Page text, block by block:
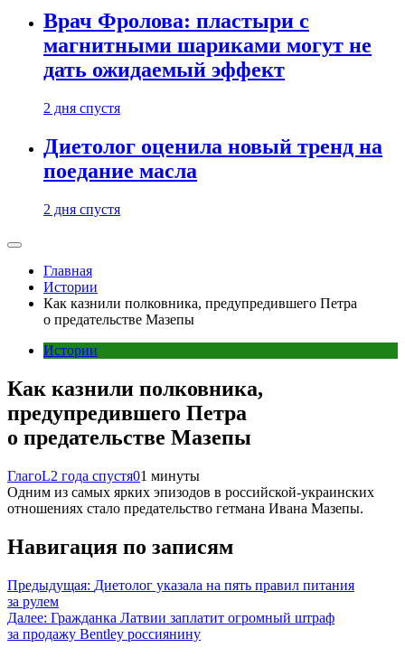
Врач Фролова: пластыри с
магнитными шариками могут не
дать ожидаемый эффект
2 дня спустя
Диетолог оценила новый тренд на
поедание масла
2 дня спустя
Главная
Истории
Как казнили полковника, предупредившего Петра
о предательстве Мазепы
Истории
Как казнили полковника,
предупредившего Петра
о предательстве Мазепы
ГлагоL2 года спустя01 минуты
Одним из самых ярких эпизодов в российской-украинских
отношениях стало предательство гетмана Ивана Мазепы.
Навигация по записям
Предыдущая: Диетолог указала на пять правил питания
за рулем
Далее: Гражданка Латвии заплатит огромный штраф
за продажу Bentley россиянину